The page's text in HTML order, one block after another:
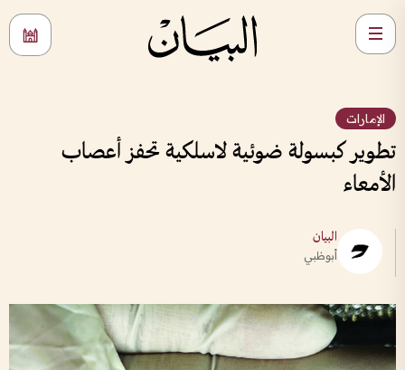
الإمارات
تطوير كبسولة ضوئية لاسلكية تحفز أعصاب
الأمعاء
البيان
أبوظبي